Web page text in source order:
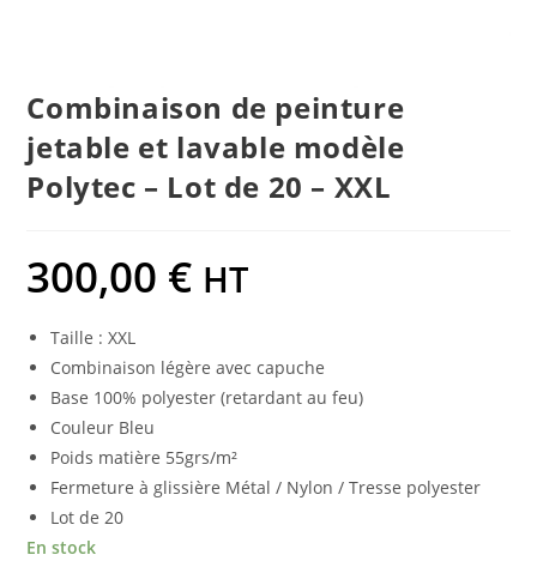
Combinaison de peinture
jetable et lavable modèle
Polytec – Lot de 20 – XXL
300,00 € HT
Taille : XXL
Combinaison légère avec capuche
Base 100% polyester (retardant au feu)
Couleur Bleu
Poids matière 55grs/m²
Fermeture à glissière Métal / Nylon / Tresse polyester
Lot de 20
En stock